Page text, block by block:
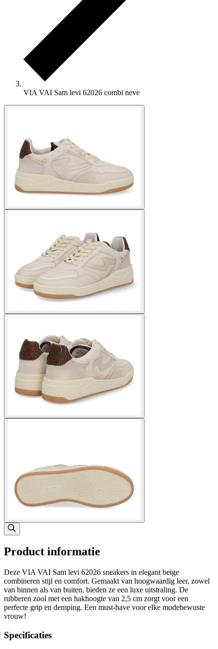
VIA VAI Sam levi 62026 combi neve
Product informatie
Deze VIA VAI Sam levi 62026 sneakers in elegant beige
combineren stijl en comfort. Gemaakt van hoogwaardig leer, zowel
van binnen als van buiten, bieden ze een luxe uitstraling. De
rubberen zool met een hakhoogte van 2,5 cm zorgt voor een
perfecte grip en demping. Een must-have voor elke modebewuste
vrouw!
Specificaties